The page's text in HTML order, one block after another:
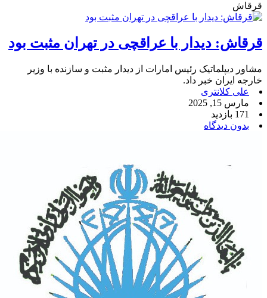
قرقاش
قرقاش: دیدار با عراقچی در تهران مثبت بود
مشاور دیپلماتیک رئیس امارات از دیدار مثبت و سازنده با وزیر
خارجه ایران خبر داد.
علی کلانتری
مارس 15, 2025
171 بازدید
بدون دیدگاه